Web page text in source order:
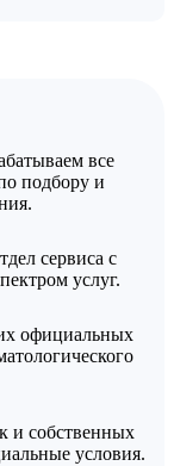
все
подбору и
сервиса с
услуг.
официальных
и собственных
условия.